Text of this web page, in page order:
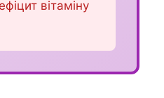
вітаміну